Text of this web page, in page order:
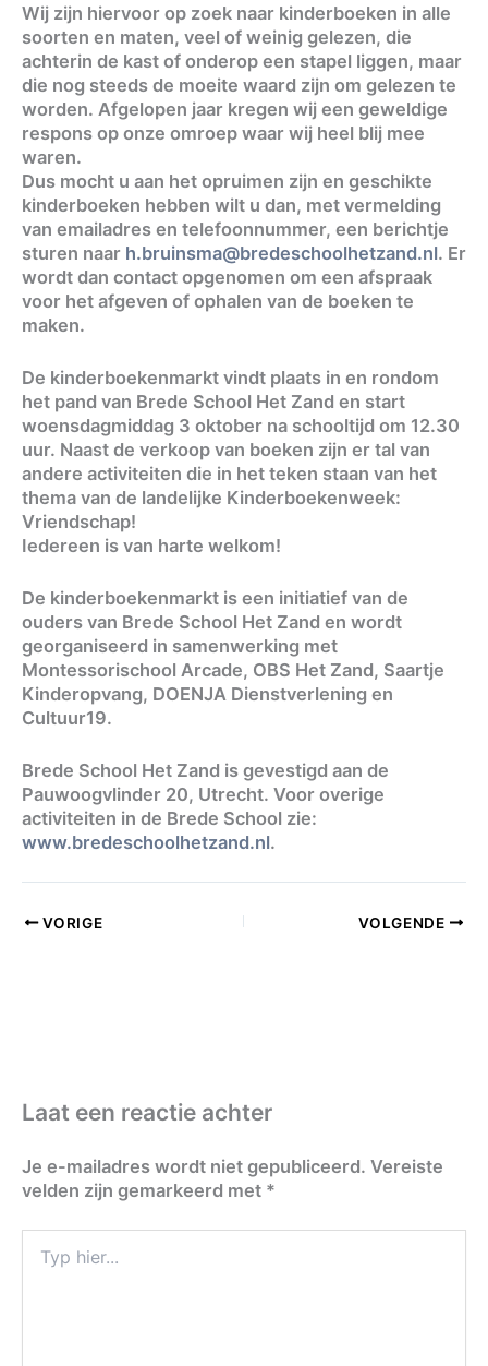
Wij zijn hiervoor op zoek naar kinderboeken in alle
soorten en maten, veel of weinig gelezen, die
achterin de kast of onderop een stapel liggen, maar
die nog steeds de moeite waard zijn om gelezen te
worden. Afgelopen jaar kregen wij een geweldige
respons op onze omroep waar wij heel blij mee
waren.
Dus mocht u aan het opruimen zijn en geschikte
kinderboeken hebben wilt u dan, met vermelding
van emailadres en telefoonnummer, een berichtje
sturen naar h.bruinsma@bredeschoolhetzand.nl. Er
wordt dan contact opgenomen om een afspraak
voor het afgeven of ophalen van de boeken te
maken.
De kinderboekenmarkt vindt plaats in en rondom
het pand van Brede School Het Zand en start
woensdagmiddag 3 oktober na schooltijd om 12.30
uur. Naast de verkoop van boeken zijn er tal van
andere activiteiten die in het teken staan van het
thema van de landelijke Kinderboekenweek:
Vriendschap!
Iedereen is van harte welkom!
De kinderboekenmarkt is een initiatief van de
ouders van Brede School Het Zand en wordt
georganiseerd in samenwerking met
Montessorischool Arcade, OBS Het Zand, Saartje
Kinderopvang, DOENJA Dienstverlening en
Cultuur19.
Brede School Het Zand is gevestigd aan de
Pauwoogvlinder 20, Utrecht. Voor overige
activiteiten in de Brede School zie:
www.bredeschoolhetzand.nl.
VORIGE VOLGENDE
Laat een reactie achter
Je e-mailadres wordt niet gepubliceerd. Vereiste
velden zijn gemarkeerd met *
hier...